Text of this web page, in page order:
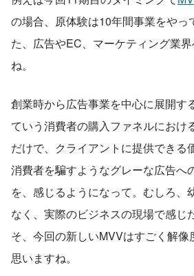
の場合、原体験は10年間事業をやっ
た、広告やEC、マーケティング業
ね。
創業時から広告事業を中心に展開す
ていう消費者の購入ファネルにおけ
だけで、クライアントに提供できる
消費者を騙すようなグレーな広告へ
を、感じるようになって。むしろ、
なく、実際のビジネスの現場で感じ
そ、今回の新しいMVVはすごく解像
思いますね。